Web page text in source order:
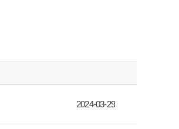
2024-03-29